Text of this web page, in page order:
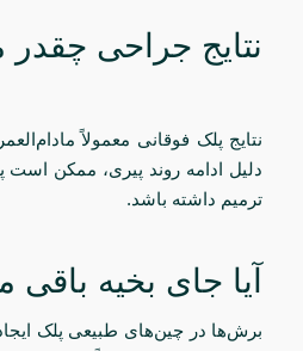
نتایج جراحی
نتایج پلک فوقانی معمولاً
ترمیم داشته باشد.
آیا جای بخیه باقی
برش‌ها در چین‌های طبیعی پلک